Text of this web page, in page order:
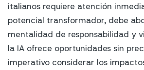
italianos requiere atención
potencial transformador, debe
mentalidad de responsabilidad y
la IA ofrece oportunidades sin
imperativo considerar los